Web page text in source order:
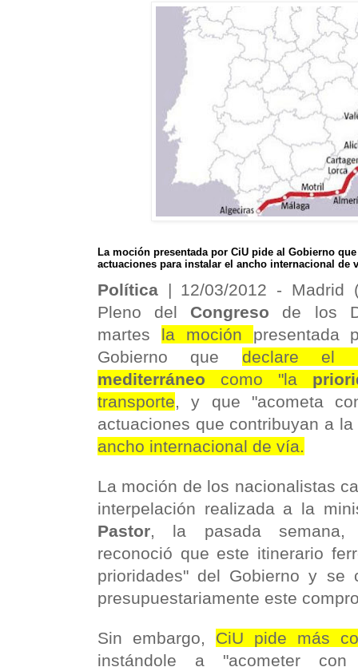
La moción presentada por CiU pide al Gobierno
actuaciones para instalar el ancho internacional de
Política | 12/03/2012 - Madrid
Pleno del Congreso de los
martes la moción presentada
Gobierno que declare el
mediterráneo como "la
transporte, y que "acometa
actuaciones que contribuyan a la
ancho internacional de vía.
La moción de los nacionalistas
interpelación realizada a la
Pastor, la pasada semana,
reconoció que este itinerario
prioridades" del Gobierno y se
presupuestariamente este
Sin embargo, CiU pide más
instándole a "acometer